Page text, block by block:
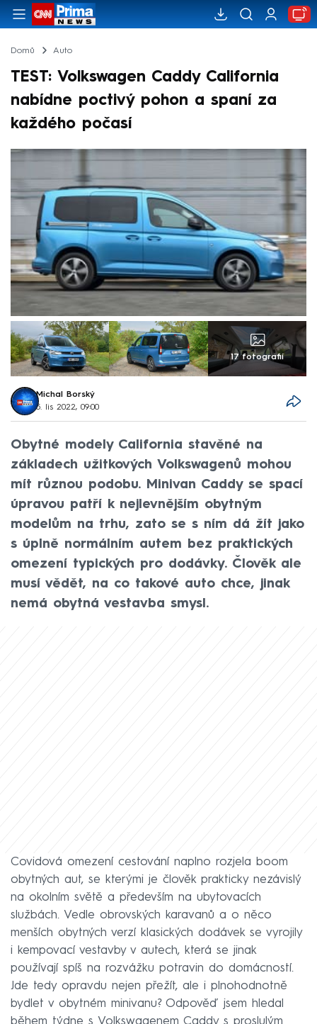
Domů Auto
TEST: Volkswagen Caddy California
nabídne poctivý pohon a spaní za
každého počasí
17 fotografií
Michal Borský
5. lis 2022, 09:00
Obytné modely California stavěné na
základech užitkových Volkswagenů mohou
mít různou podobu. Minivan Caddy se spací
úpravou patří k nejlevnějším obytným
modelům na trhu, zato se s ním dá žít jako
s úplně normálním autem bez praktických
omezení typických pro dodávky. Člověk ale
musí vědět, na co takové auto chce, jinak
nemá obytná vestavba smysl.
Covidová omezení cestování naplno rozjela boom
obytných aut, se kterými je člověk prakticky nezávislý
na okolním světě a především na ubytovacích
službách. Vedle obrovských karavanů a o něco
menších obytných verzí klasických dodávek se vyrojily
i kempovací vestavby v autech, která se jinak
používají spíš na rozvážku potravin do domácností.
Jde tedy opravdu nejen přežít, ale i plnohodnotně
bydlet v obytném minivanu? Odpověď jsem hledal